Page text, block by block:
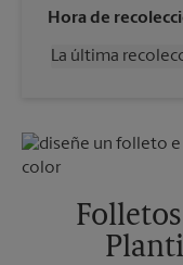
Miércoles
Viernes
Hora de
La última
Viernes
Sábado
Lunes